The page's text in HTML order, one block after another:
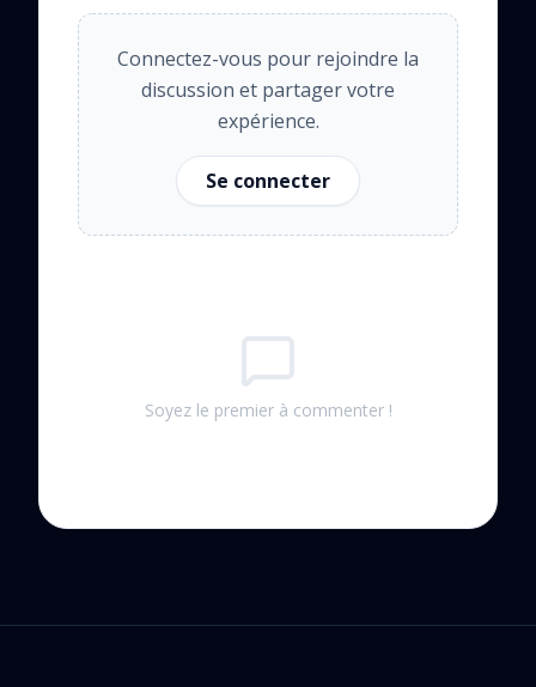
Connectez-vous pour rejoindre la
discussion et partager votre
expérience.
Se connecter
Soyez le premier à commenter !